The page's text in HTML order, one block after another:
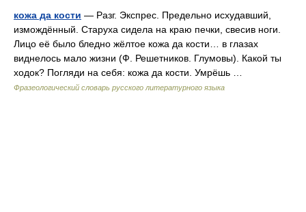
кожа да кости — Разг. Экспрес. Предельно исхудавший,
измождённый. Старуха сидела на краю печки, свесив ноги.
Лицо её было бледно жёлтое кожа да кости… в глазах
виднелось мало жизни (Ф. Решетников. Глумовы). Какой ты
ходок? Погляди на себя: кожа да кости. Умрёшь …
Фразеологический словарь русского литературного языка